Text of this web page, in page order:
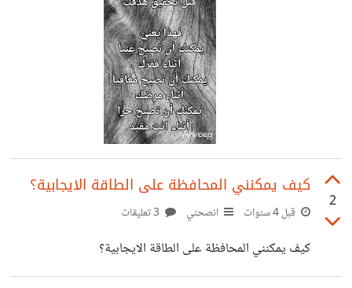
2
كيف يمكنني المحافظة على الطاقة الايجابية؟
قبل 4 سنوات انصحني
كيف يمكنني المحافظة على الطاقة الايجابية؟